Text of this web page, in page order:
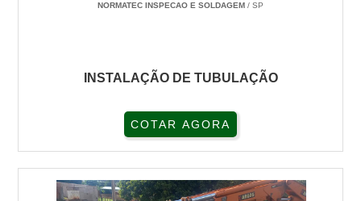
NORMATEC INSPECAO E SOLDAGEM / SP
INSTALAÇÃO DE TUBULAÇÃO
COTAR AGORA